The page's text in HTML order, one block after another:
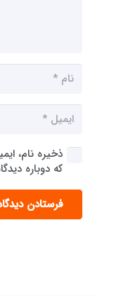
ذخیره نام،
که دوباره
فرستادن